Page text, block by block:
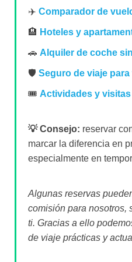
✈️ Comparador de
🏨 Hoteles y
🚗 Alquiler de coche
🛡️ Seguro de viaje
🎟️ Actividades y
💡 Consejo: reservar
marcar la diferencia en
especialmente en
Algunas reservas
comisión para nosotros,
ti. Gracias a ello
de viaje prácticas y